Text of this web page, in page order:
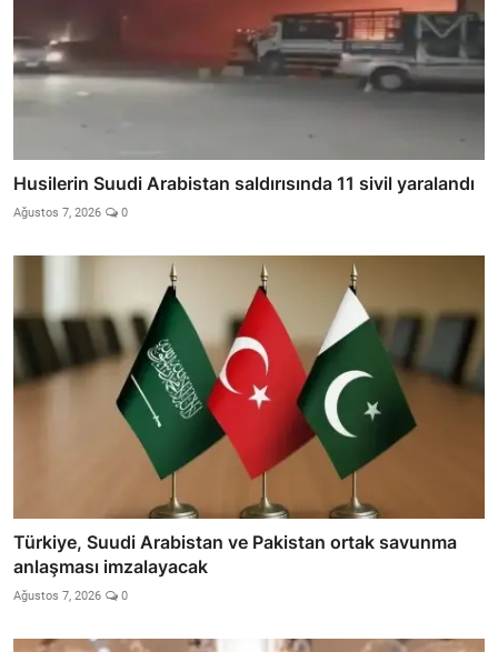
Husilerin Suudi Arabistan saldırısında 11 sivil yaralandı
Ağustos 7, 2026 0
Türkiye, Suudi Arabistan ve Pakistan ortak savunma
anlaşması imzalayacak
Ağustos 7, 2026 0